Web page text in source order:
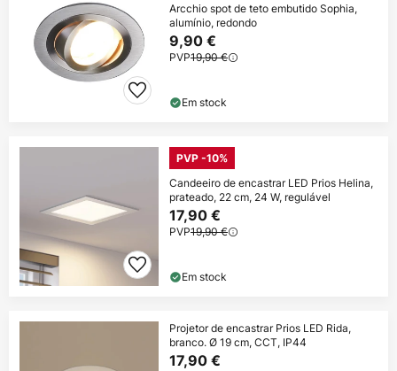
Arcchio spot de teto embutido Sophia,
alumínio, redondo
9,90 €
PVP19,90 €
Em stock
PVP -10%
Candeeiro de encastrar LED Prios Helina,
prateado, 22 cm, 24 W, regulável
17,90 €
PVP19,90 €
Em stock
Projetor de encastrar Prios LED Rida,
branco. Ø 19 cm, CCT, IP44
17,90 €